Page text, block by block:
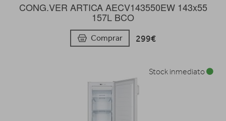
CONG.VER ARTICA AECV143550EW 143x55
157L BCO
Comprar 299€
Stock inmediato